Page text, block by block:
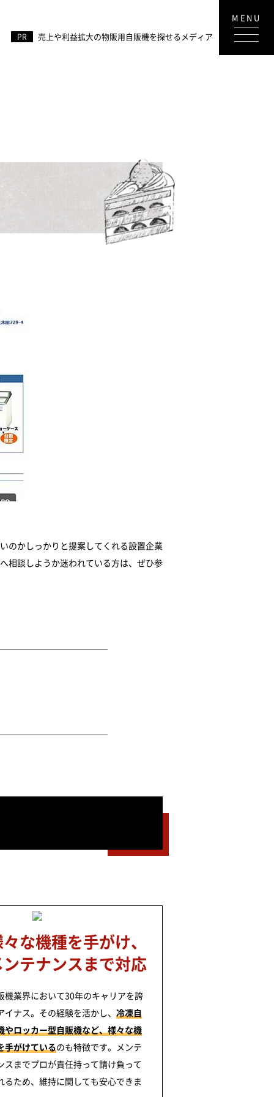
PR 売上や利益拡大の物販用自販機を探せるメディア
のかしっかりと提案してくれる設置企業
相談しようか迷われている方は、ぜひ参
な機種を手がけ、
テナンスまで対応
機業界において30年のキャリアを誇
イナス。その経験を活かし、冷凍自
やロッカー型自販機など、様々な機
手がけているのも特徴です。メンテ
スまでプロが責任持って請け負って
るため、維持に関しても安心できま